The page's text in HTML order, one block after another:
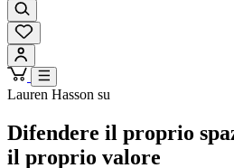
Lauren Hasson su
Difendere il proprio
il proprio valore